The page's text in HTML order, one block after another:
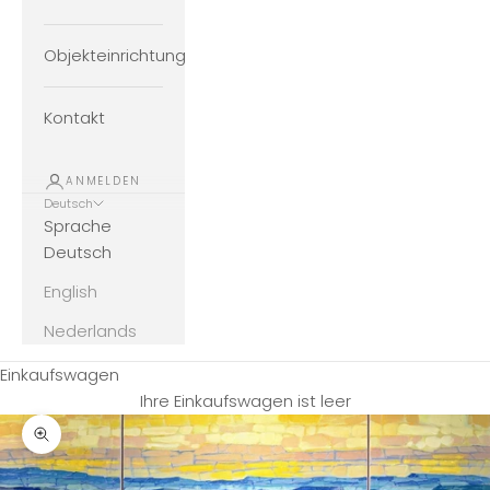
Objekteinrichtung
Kontakt
ANMELDEN
Deutsch
Sprache
Deutsch
English
Nederlands
Einkaufswagen
Ihre Einkaufswagen ist leer
Bild vergrößern